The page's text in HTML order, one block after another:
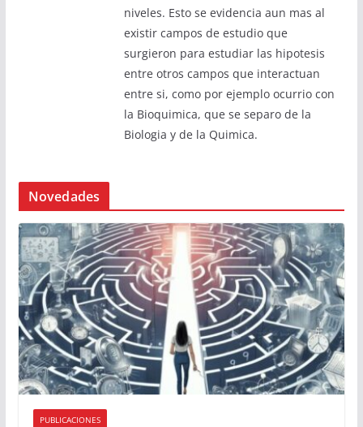
niveles. Esto se evidencia aun mas al
existir campos de estudio que
surgieron para estudiar las hipotesis
entre otros campos que interactuan
entre si, como por ejemplo ocurrio con
la Bioquimica, que se separo de la
Biologia y de la Quimica.
Novedades
PUBLICACIONES